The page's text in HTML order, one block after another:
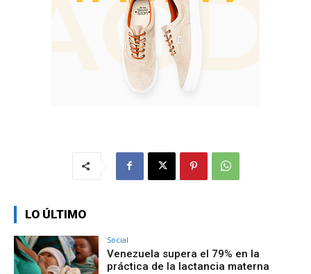
LO ÚLTIMO
Social
Venezuela supera el 79% en la
práctica de la lactancia materna